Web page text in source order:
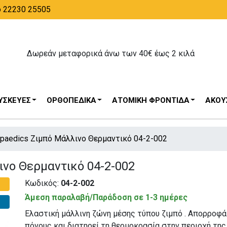
22230 25505
Δωρεάν μεταφορικά άνω των 40€ έως 2 κιλά
ΟΡΘΟΠΕΔΙΚΆ ΑΤΟΜΙΚΉ ΦΡΟΝΤΊΔΑ
Ζιμπό Μάλλινο Θερμαντικό 04-2-002
Θερμαντικό 04-2-002
Κωδικός: 04-2-002
Άμεση παραλαβή/Παράδοση σε 1-3 ημέρες
Ελαστική μάλλινη ζώνη μέσης τύπου ζιμπό .